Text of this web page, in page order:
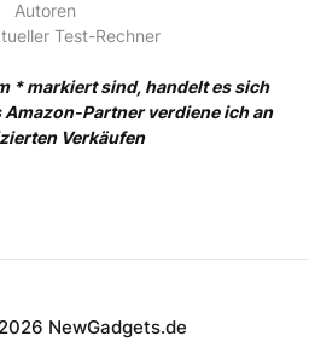
Autoren
Test-Rechner
* markiert sind, handelt es sich
Partner verdiene ich an
Verkäufen
NewGadgets.de